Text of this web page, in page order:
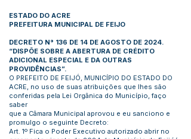
ESTADO DO ACRE
PREFEITURA MUNICIPAL DE FEIJO
DECRETO N° 136 DE 14 DE AGOSTO DE 2024.
“DISPÕE SOBRE A ABERTURA DE CRÉDITO
ADICIONAL ESPECIAL E DA OUTRAS
PROVIDÊNCIAS”.
O PREFEITO DE FEIJÓ, MUNICÍPIO DO ESTADO DO
ACRE, no uso de suas atribuições que lhes são
conferidas pela Lei Orgânica do Município, faço
saber
que a Câmara Municipal aprovou e eu sanciono e
promulgo o seguinte Decreto:
Art. 1º Fica o Poder Executivo autorizado abrir no